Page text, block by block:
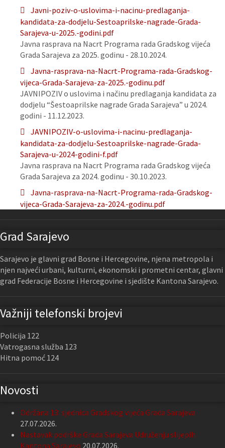
Javni-poziv-o-uslovima-i-nacinu-predlaganja-
kandidata-za-dodjelu-Sestoaprilske-nagrade-Grada-
Sarajeva-u-2025.-godini.pdf
Javna rasprava na Nacrt Programa rada Gradskog vijeća
Grada Sarajeva za 2025. godinu - 28.10.2024.
Javna-rasprava-na-Nacrt-Programa-rada-Gradskog-
vijeca-Grada-Sarajeva-za-2025.-godinu.pdf
JAVNIPOZIV o uslovima i načinu predlaganja kandidata za
dodjelu “Šestoaprilske nagrade Grada Sarajeva” u 2024.
godini - 11.12.2023.
JAVNIPOZIV-o-uslovima-i-nacinu-predlaganja-
kandidata-za-dodjelu-Sestoaprilske-nagrade-Grada-
Sarajeva-u-2024-godini-f.pdf
Javna rasprava na Nacrt Programa rada Gradskog vijeća
Grada Sarajeva za 2024. godinu - 30.10.2023.
Javna-rasprava-na-Nacrt-Programa-rada-Gradskog-
vijeca-Grada-Sarajeva-za-2024.-godinu.pdf
Grad Sarajevo
Sarajevo je glavni grad Bosne i Hercegovine, njena metropola i
njen najveći urbani, kulturni, ekonomski i prometni centar, glavni
grad Federacije Bosne i Hercegovine i sjedište Kantona Sarajevo.
Važniji telefonski brojevi
Policija 122
Vatrogasna služba 123
Hitna pomoć 124
Novosti
Održana 13. sjednica Gradskog vijeća Grada Sarajeva
27.07.2026.
Nastavak podrške Grada Sarajeva Udruženju slijepih
Kantona Sarajevo 20.07.2026.